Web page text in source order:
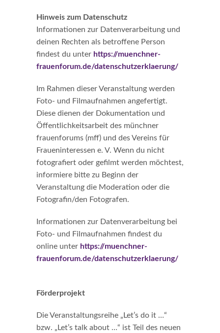
Hinweis zum Datenschutz
Informationen zur Datenverarbeitung und
deinen Rechten als betroffene Person
findest du unter https://muenchner-
frauenforum.de/datenschutzerklaerung/
Im Rahmen dieser Veranstaltung werden
Foto- und Filmaufnahmen angefertigt.
Diese dienen der Dokumentation und
Öffentlichkeitsarbeit des münchner
frauenforums (mff) und des Vereins für
Fraueninteressen e. V. Wenn du nicht
fotografiert oder gefilmt werden möchtest,
informiere bitte zu Beginn der
Veranstaltung die Moderation oder die
Fotografin/den Fotografen.
Informationen zur Datenverarbeitung bei
Foto- und Filmaufnahmen findest du
online unter https://muenchner-
frauenforum.de/datenschutzerklaerung/
Förderprojekt
Die Veranstaltungsreihe „Let’s do it …“
bzw. „Let’s talk about …“ ist Teil des neuen